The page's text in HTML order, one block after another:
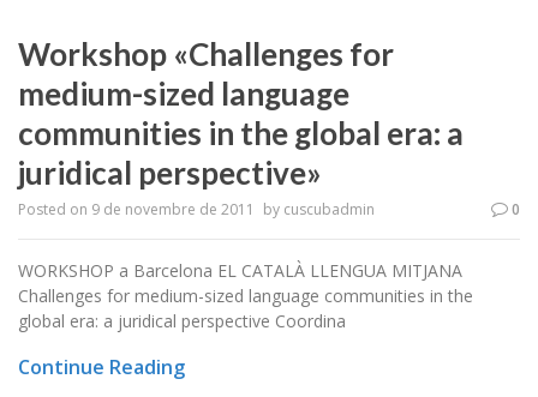
Workshop «Challenges for
medium-sized language
communities in the global era: a
juridical perspective»
Posted on 9 de novembre de 2011 by cuscubadmin 0
WORKSHOP a Barcelona EL CATALÀ LLENGUA MITJANA
Challenges for medium-sized language communities in the
global era: a juridical perspective Coordina
Continue Reading